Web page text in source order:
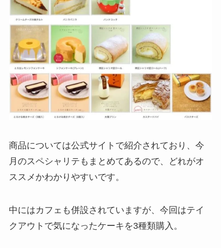
商品については公式サイトで紹介されており、今
月のスペシャリテもまとめてあるので、どれがオ
ススメかわかりやすいです。
中にはカフェも併設されていますが、今回はテイ
クアウトで気になったケーキを3種類購入。